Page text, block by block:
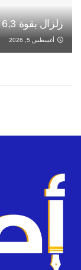
زلزال بقوة 6,3 درجات يضرب جنوب الفيليبين
أغسطس 5, 2026